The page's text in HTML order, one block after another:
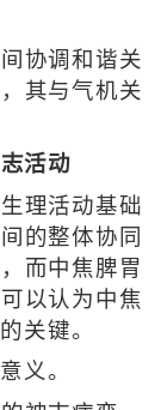
协调和谐关
其与气机关
活动
理活动基础
的整体协同
而中焦脾胃
以认为中焦
关键。
义。